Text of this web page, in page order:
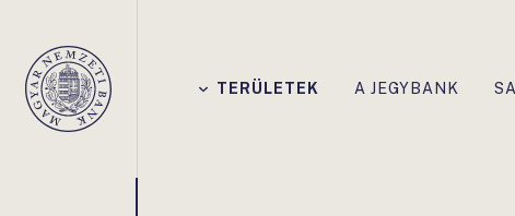
Magyar
Nemzeti
TERÜLETEK A JEGYBANK